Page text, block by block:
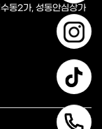
동2가, 성동안심상가